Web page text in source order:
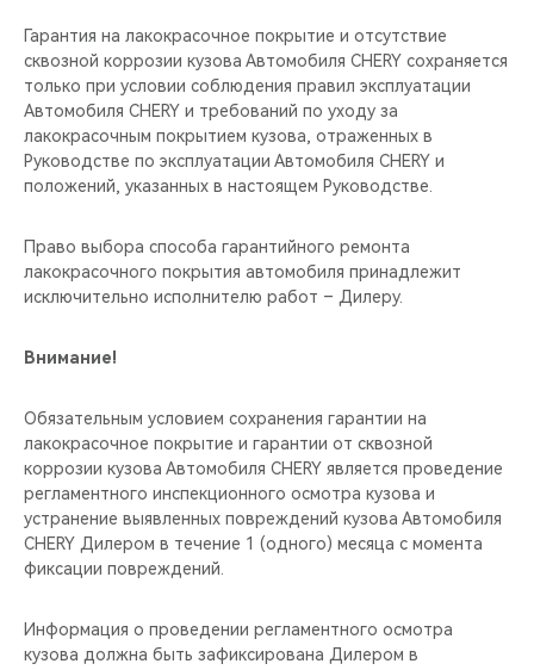
Гарантия на лакокрасочное покрытие и отсутствие
сквозной коррозии кузова Автомобиля CHERY сохраняется
только при условии соблюдения правил эксплуатации
Автомобиля CHERY и требований по уходу за
лакокрасочным покрытием кузова, отраженных в
Руководстве по эксплуатации Автомобиля CHERY и
положений, указанных в настоящем Руководстве.
Право выбора способа гарантийного ремонта
лакокрасочного покрытия автомобиля принадлежит
исключительно исполнителю работ – Дилеру.
Внимание!
Обязательным условием сохранения гарантии на
лакокрасочное покрытие и гарантии от сквозной
коррозии кузова Автомобиля CHERY является проведение
регламентного инспекционного осмотра кузова и
устранение выявленных повреждений кузова Автомобиля
CHERY Дилером в течение 1 (одного) месяца с момента
фиксации повреждений.
Информация о проведении регламентного осмотра
кузова должна быть зафиксирована Дилером в